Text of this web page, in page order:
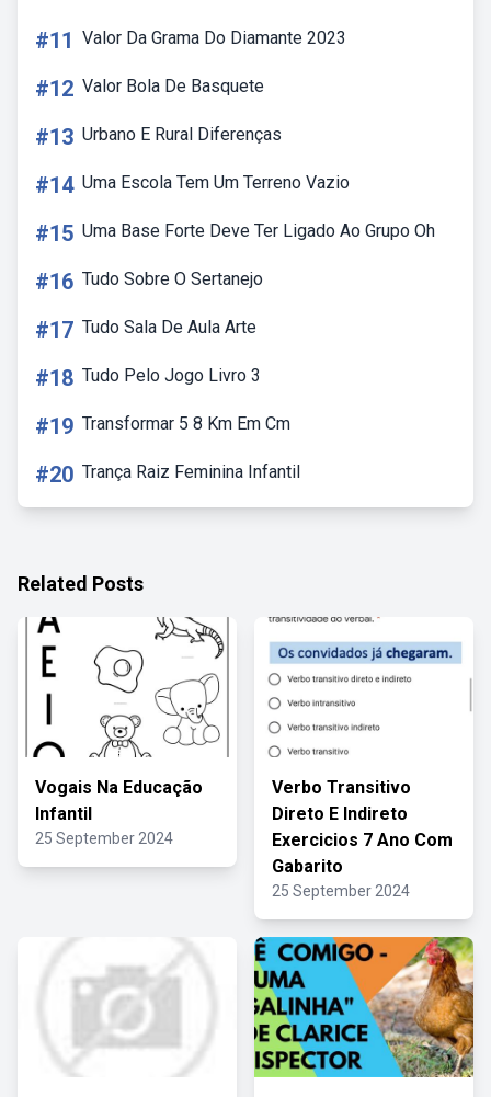
#11 Valor Da Grama Do Diamante 2023
#12 Valor Bola De Basquete
#13 Urbano E Rural Diferenças
#14 Uma Escola Tem Um Terreno Vazio
#15 Uma Base Forte Deve Ter Ligado Ao Grupo Oh
#16 Tudo Sobre O Sertanejo
#17 Tudo Sala De Aula Arte
#18 Tudo Pelo Jogo Livro 3
#19 Transformar 5 8 Km Em Cm
#20 Trança Raiz Feminina Infantil
Related Posts
Vogais Na Educação
Infantil
25 September 2024
Verbo Transitivo
Direto E Indireto
Exercicios 7 Ano Com
Gabarito
25 September 2024